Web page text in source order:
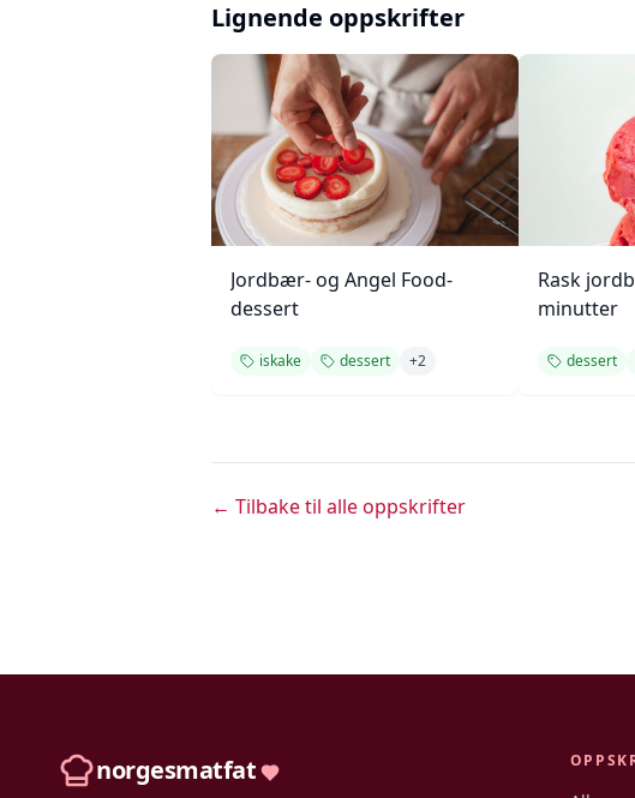
Lignende oppskrifter
Jordbær- og Angel Food-
dessert
iskake dessert +2
Rask
minutter
dessert
← Tilbake til alle oppskrifter
norgesmatfat